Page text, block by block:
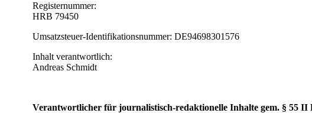
Registernummer:
HRB 79450
Umsatzsteuer-Identifikationsnummer: DE94698301576
Inhalt verantwortlich:
Andreas Schmidt
Verantwortlicher für journalistisch-redaktionelle Inhalte gem. § 55 II